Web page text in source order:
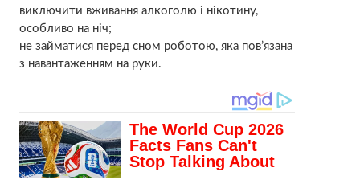
виключити вживання алкоголю і нікотину,
особливо на ніч;
не займатися перед сном роботою, яка пов’язана
з навантаженням на руки.